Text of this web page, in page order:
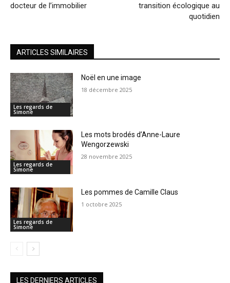
docteur de l’immobilier
transition écologique au
quotidien
ARTICLES SIMILAIRES
Les regards de
Simone
Noël en une image
18 décembre 2025
Les regards de
Simone
Les mots brodés d’Anne-Laure
Wengorzewski
28 novembre 2025
Les regards de
Simone
Les pommes de Camille Claus
1 octobre 2025
LES DERNIERS ARTICLES